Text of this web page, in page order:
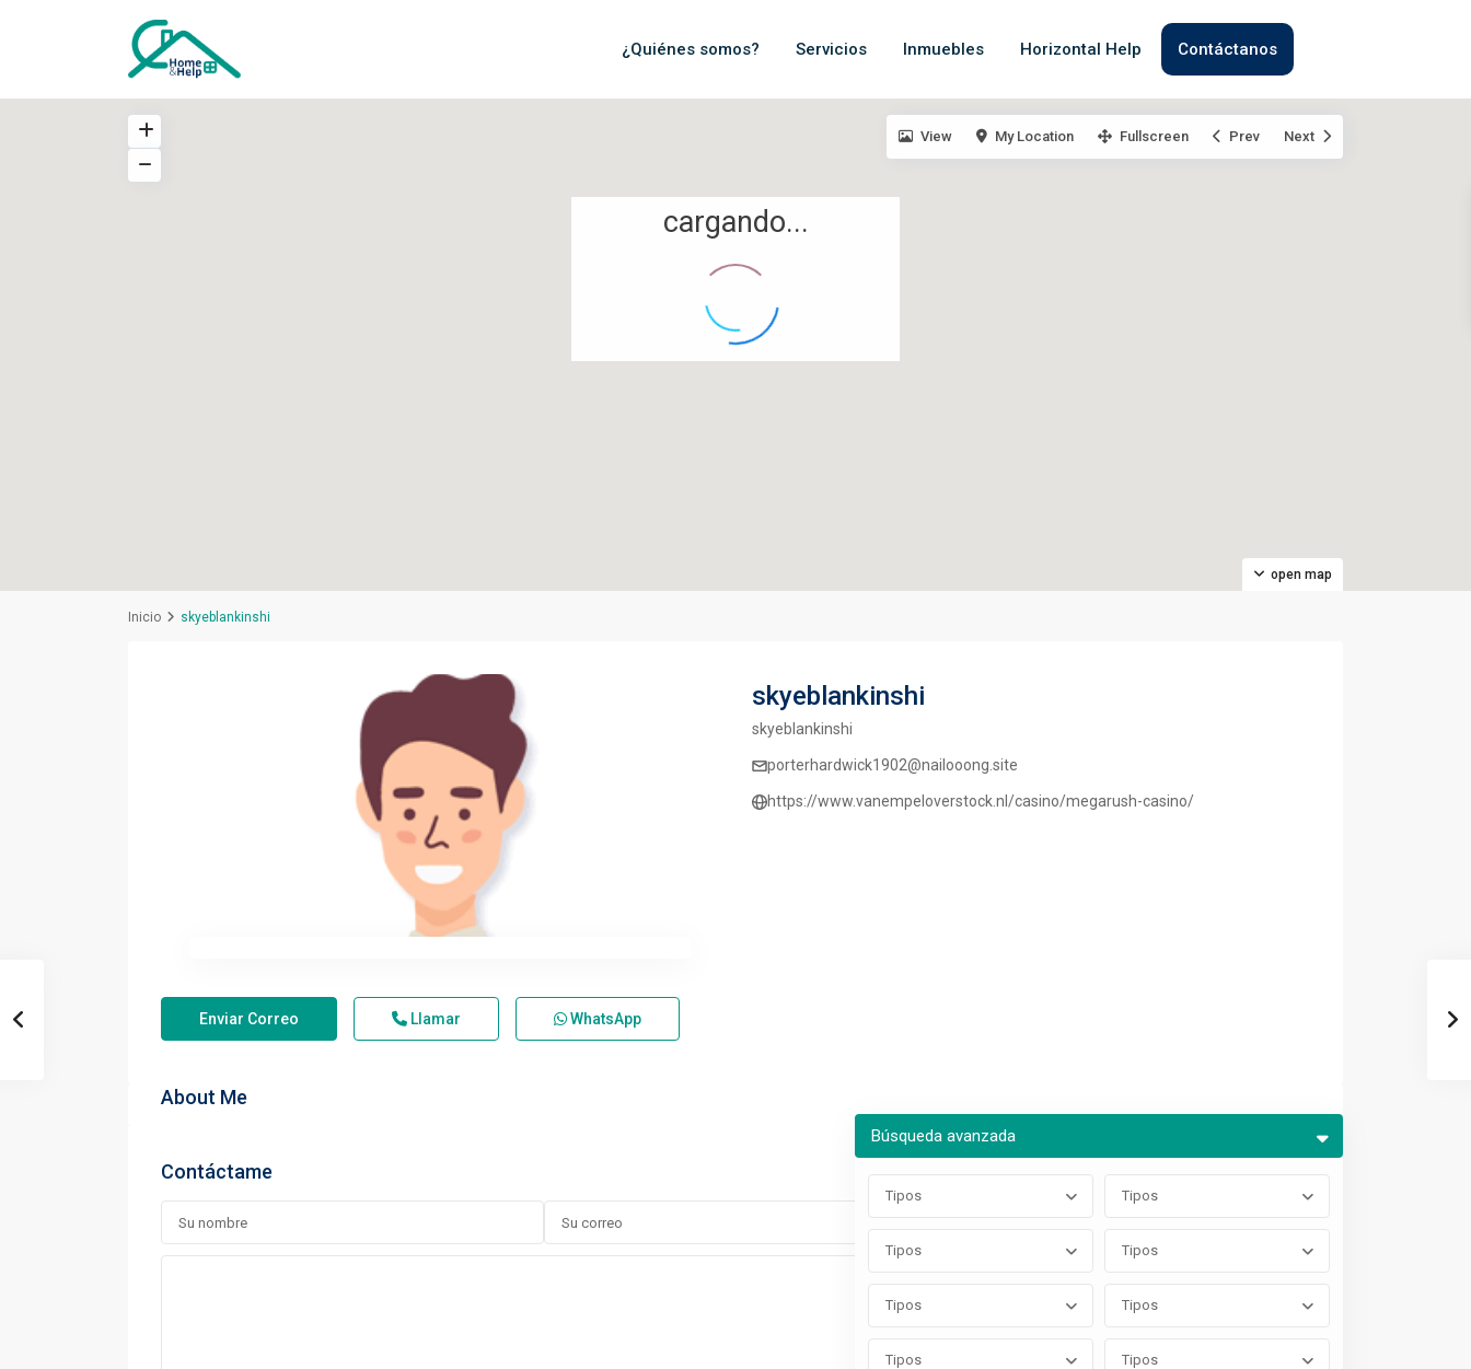
¿Quiénes somos? Servicios Inmuebles Horizontal Help Contáctanos
cargando...
open map
View My Location Fullscreen Prev Next
Búsqueda avanzada
Tipos Tipos
Tipos Tipos
Tipos Tipos
Tipos Tipos
Inicio skyeblankinshi
skyeblankinshi
skyeblankinshi
porterhardwick1902@nailooong.site
https://www.vanempeloverstock.nl/casino/megarush-casino/
Enviar Correo Llamar WhatsApp
About Me
Contáctame